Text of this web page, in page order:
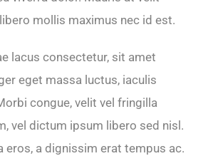
mollis maximus nec id est.
lacus consectetur, sit amet
eget massa luctus, iaculis
congue, velit vel fringilla
vel dictum ipsum libero sed nisl.
eros, a dignissim erat tempus ac.